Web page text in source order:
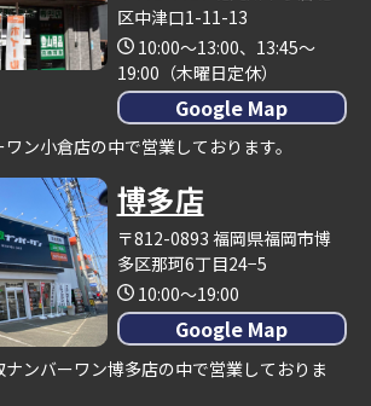
区中津口1-11-13
10:00～13:00、13:45～
19:00（木曜日定休）
Google Map
ン小倉店の中で営業しております。
博多店
〒812-0893 福岡県福岡市博
多区那珂6丁目24−5
10:00～19:00
Google Map
ンバーワン博多店の中で営業しておりま